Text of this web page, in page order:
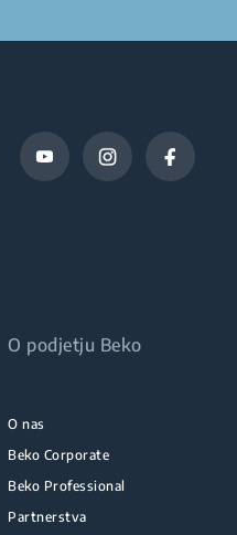
O podjetju Beko
O nas
Beko Corporate
Beko Professional
Partnerstva